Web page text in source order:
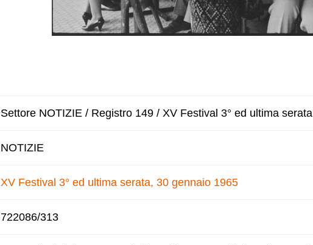
Settore NOTIZIE / Registro 149 / XV Festival 3° ed ultima serata
NOTIZIE
XV Festival 3° ed ultima serata, 30 gennaio 1965
722086/313